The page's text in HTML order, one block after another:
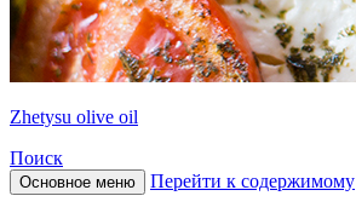
Zhetysu olive oil
Поиск
Основное меню Перейти к содержимому